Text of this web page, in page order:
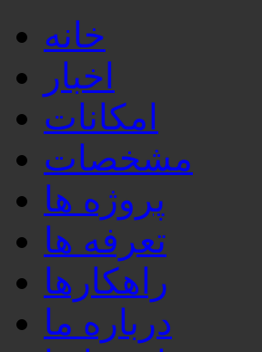
خانه
اخبار
امکانات
مشخصات
پروژه ها
تعرفه ها
راهکارها
درباره ما